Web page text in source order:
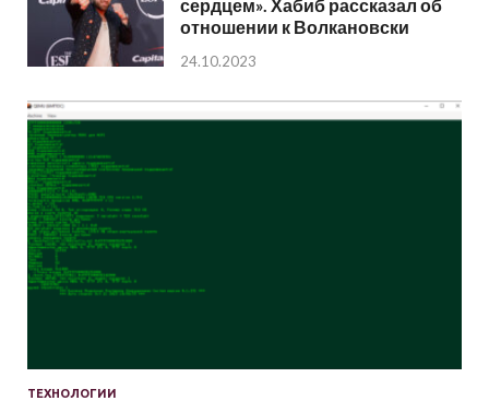
сердцем». Хабиб рассказал об
отношении к Волкановски
24.10.2023
ТЕХНОЛОГИИ